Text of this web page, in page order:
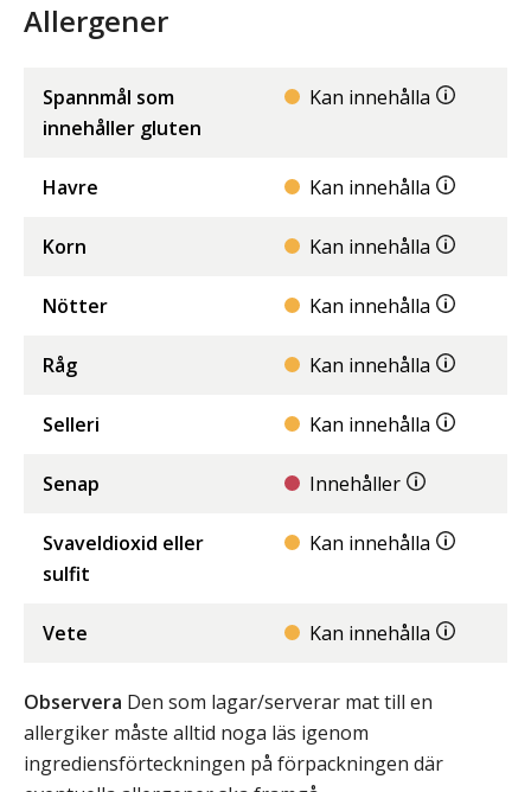
Allergener
Spannmål som
innehåller gluten
Kan innehålla
Havre Kan innehålla
Korn Kan innehålla
Nötter Kan innehålla
Råg Kan innehålla
Selleri Kan innehålla
Senap Innehåller
Svaveldioxid eller
sulfit
Kan innehålla
Vete Kan innehålla
Observera Den som lagar/serverar mat till en
allergiker måste alltid noga läs igenom
ingrediensförteckningen på förpackningen där